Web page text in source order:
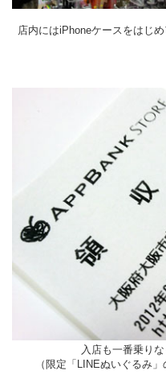
店内にはiPhoneケースをはじ
入店も一番乗り
（限定「LINEぬいぐるみ